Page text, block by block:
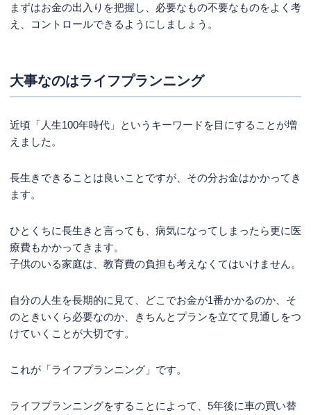
まずはお金の出入りを把握し、必要なもの不要なものをよく考
え、コントロールできるようにしましょう。
大事なのはライフプランニング
近頃「人生100年時代」というキーワードを目にすることが増
えました。
長生きできることは良いことですが、その分お金はかかってき
ます。
ひとくちに長生きと言っても、病気になってしまったら更に医
療費もかかってきます。
子供のいる家庭は、教育費の負担も考えなくてはいけません。
自分の人生を長期的に見て、どこでお金が1番かかるのか、そ
のときいくら必要なのか、きちんとプランを立てて見通しをつ
けていくことが大切です。
これが「ライフプランニング」です。
ライフプランニングをすることによって、5年後に車の買い替